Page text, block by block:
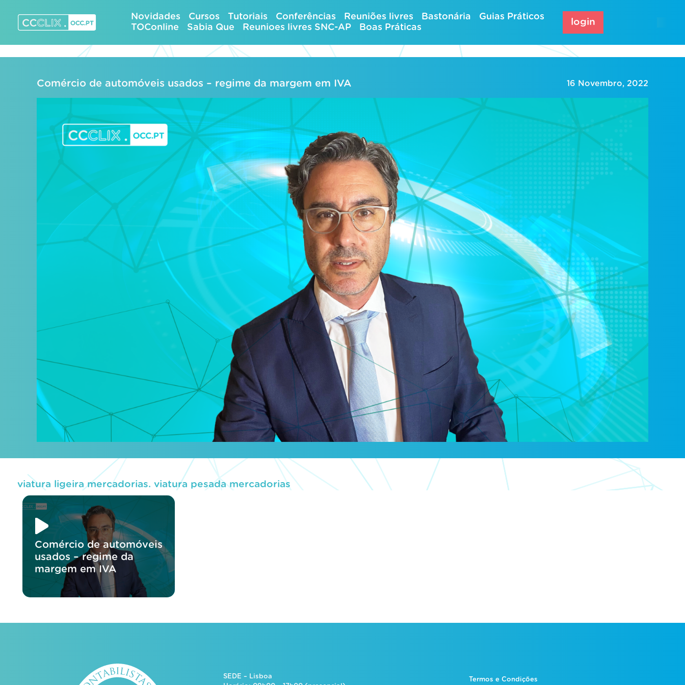
content
Novidades Cursos Tutoriais Conferências Reuniões livres Bastonária
Guias Práticos
TOConline
Sabia Que Reunioes livres SNC-AP Boas Práticas
login
Comércio de automóveis usados – regime da margem em IVA 16 Novembro, 2022
viatura ligeira mercadorias. viatura pesada mercadorias
Comércio de automóveis
usados – regime da
margem em IVA
SEDE – Lisboa
Termos e Condições